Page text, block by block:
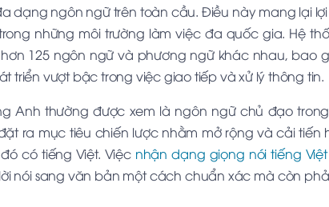
dạng ngôn ngữ trên toàn cầu. Điều này mang lại
những môi trường làm việc đa quốc gia. Hệ
125 ngôn ngữ và phương ngữ khác nhau, bao
triển vượt bậc trong việc giao tiếp và xử lý thông tin.
Anh thường được xem là ngôn ngữ chủ đạo
ra mục tiêu chiến lược nhằm mở rộng và cải tiến
có tiếng Việt. Việc nhận dạng giọng nói tiếng Việt
nói sang văn bản một cách chuẩn xác mà còn